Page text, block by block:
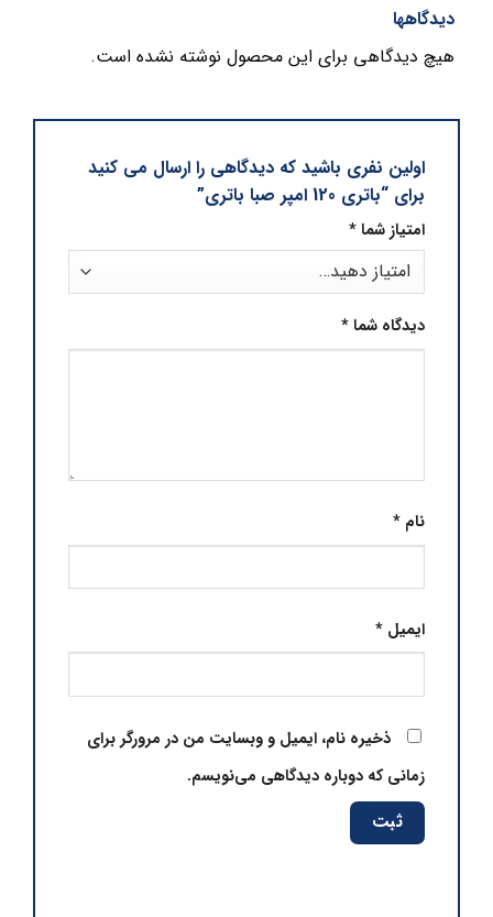
دیدگاهها
هیچ دیدگاهی برای این محصول نوشته نشده است.
اولین نفری باشید که دیدگاهی را ارسال می کنید
برای “باتری 120 امپر صبا باتری”
امتیاز شما*
دیدگاه شما*
نام*
ایمیل*
ذخیره نام، ایمیل و وبسایت من در مرورگر برای
زمانی که دوباره دیدگاهی می‌نویسم.